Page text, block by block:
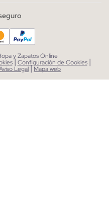
y Zapatos Online
| Configuración de Cookies |
Legal| Mapa web